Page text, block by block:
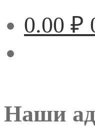
0.00 ₽
Наши